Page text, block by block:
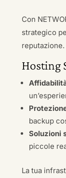
Con
strategico
reputazione.
Hosting
backup
Soluzioni
piccole
La tua